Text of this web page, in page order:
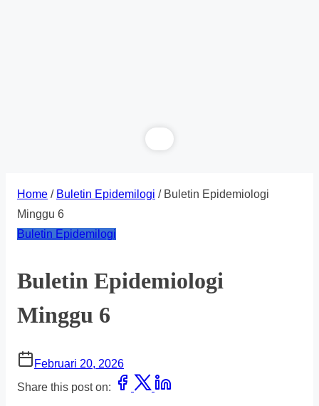
Home / Buletin Epidemilogi / Buletin Epidemiologi
Minggu 6
Buletin Epidemilogi
Buletin Epidemiologi
Minggu 6
Februari 20, 2026
Share this post on: